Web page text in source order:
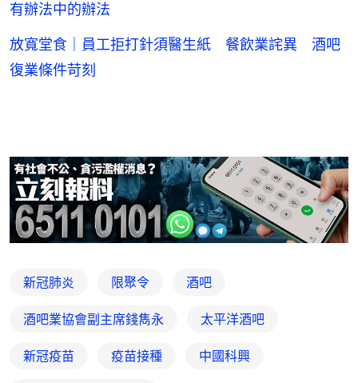
有辦法中的辦法
放寬堂食｜員工拒打針須醫生紙 餐飲業詫異 酒吧
復業條件苛刻
新冠肺炎 限聚令 酒吧
酒吧業協會副主席錢雋永 太平洋酒吧
新冠疫苗 疫苗接種 中國科興